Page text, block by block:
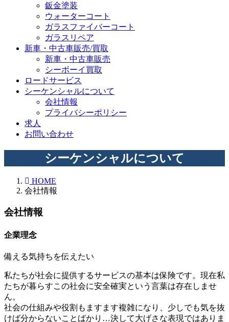
鈑金塗装
ウォーターコート
ガラスファイバーコート
ガラスリペア
新車・中古車販売/買取
新車・中古車販売
シーボーイ買取
ロードサービス
シーケンシャルについて
会社情報
プライバシーポリシー
求人
お問い合わせ
シーケンシャルについて
HOME
会社情報
会社情報
企業理念
備える気持ちを伝えたい
私たちが社会に提供するサービスの基本は保険です。現在私
たちが暮らすこの社会に安全確実という言葉は存在しませ
ん。
社会の仕組みや役割もますます複雑になり、少しでも気を抜
けば分からないことばかり…決して大げさな表現ではありま